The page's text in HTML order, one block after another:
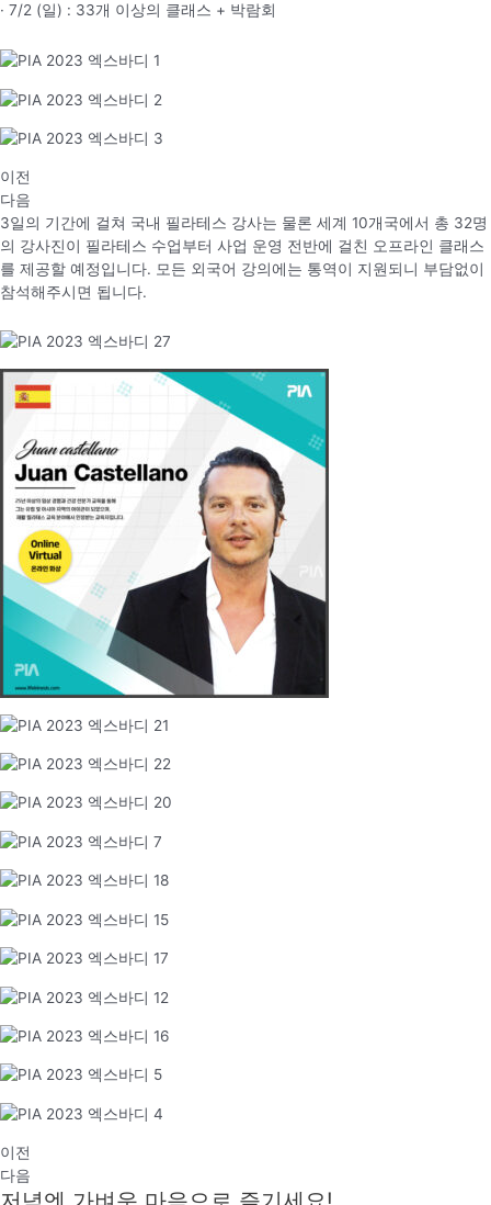
· 7/2 (일) : 33개 이상의 클래스 + 박람회
이전
다음
3일의 기간에 걸쳐 국내 필라테스 강사는 물론 세계 10개국에서 총 32명
의 강사진이 필라테스 수업부터 사업 운영 전반에 걸친 오프라인 클래스
를 제공할 예정입니다. 모든 외국어 강의에는 통역이 지원되니 부담없이
참석해주시면 됩니다.
이전
다음